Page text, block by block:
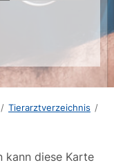
/ Tierarztverzeichnis /
kann diese Karte